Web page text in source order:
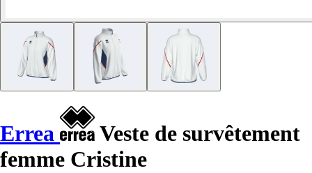
Errea
Veste de survêtement
femme Cristine